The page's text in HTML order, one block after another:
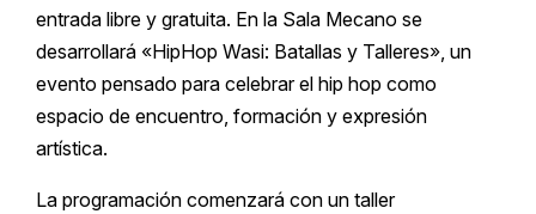
entrada libre y gratuita. En la Sala Mecano se
desarrollará «HipHop Wasi: Batallas y Talleres», un
evento pensado para celebrar el hip hop como
espacio de encuentro, formación y expresión
artística.
La programación comenzará con un taller